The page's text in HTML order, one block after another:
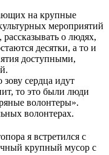
на крупные
мероприятий
о людях,
десятки, а то и
доступными,
сердца идут
то это были люди
волонтеры».
волонтерах.
я встретился с
крупный мусор с